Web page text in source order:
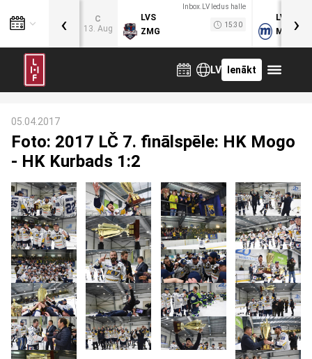
C
13. Aug
Inbox.LV ledus halle
LVS
ZMG
15:30
LVB
MOG
‹ ›
LV Ienākt
05.04.2017
Foto: 2017 LČ 7. finālspēle: HK Mogo
- HK Kurbads 1:2